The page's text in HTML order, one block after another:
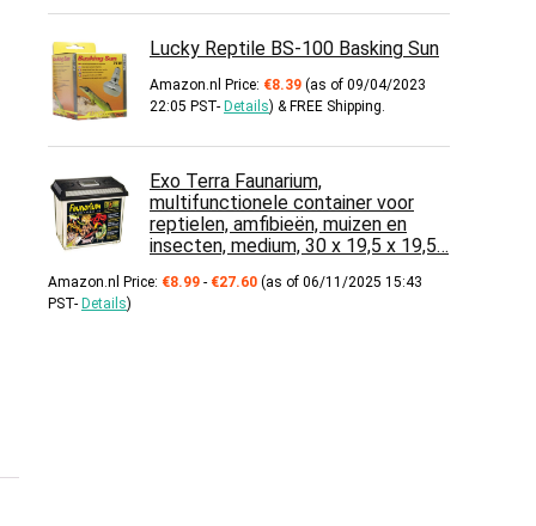
Lucky Reptile BS-100 Basking Sun
Amazon.nl Price: €8.39 (as of 09/04/2023
22:05 PST- Details) & FREE Shipping.
Exo Terra Faunarium,
multifunctionele container voor
reptielen, amfibieën, muizen en
insecten, medium, 30 x 19,5 x 19,5…
Amazon.nl Price: €8.99 - €27.60Prijsklasse:
€8.99
(as of 06/11/2025 15:43
PST- Details)